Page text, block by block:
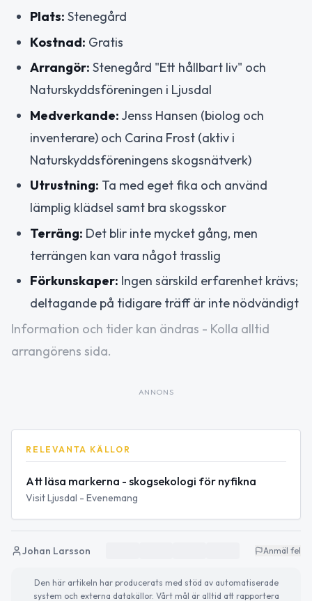
Plats: Stenegård
Kostnad: Gratis
Arrangör: Stenegård "Ett hållbart liv" och
Naturskyddsföreningen i Ljusdal
Medverkande: Jenss Hansen (biolog och
inventerare) och Carina Frost (aktiv i
Naturskyddsföreningens skogsnätverk)
Utrustning: Ta med eget fika och använd
lämplig klädsel samt bra skogsskor
Terräng: Det blir inte mycket gång, men
terrängen kan vara något trasslig
Förkunskaper: Ingen särskild erfarenhet krävs;
deltagande på tidigare träff är inte nödvändigt
Information och tider kan ändras - Kolla alltid
arrangörens sida.
ANNONS
RELEVANTA KÄLLOR
Att läsa markerna - skogsekologi för nyfikna
Visit Ljusdal - Evenemang
Johan Larsson Anmäl fel
Den här artikeln har producerats med stöd av automatiserade
system och externa datakällor. Vårt mål är alltid att rapportera